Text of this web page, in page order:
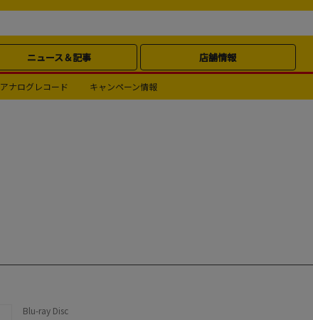
ニュース＆記事 店舗情報
アナログレコード キャンペーン情報
Blu-ray Disc